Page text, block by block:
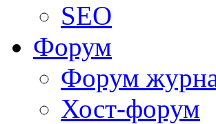
SEO
Форум
Форум
Хост-форум